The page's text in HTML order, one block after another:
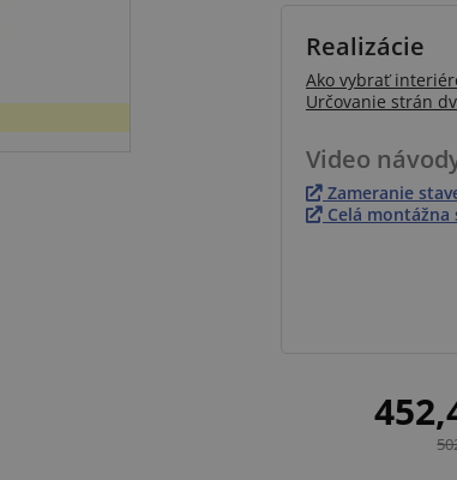
Realizácie
Ako vybrať
Určovanie strán
Video
Zameranie
Celá montážna